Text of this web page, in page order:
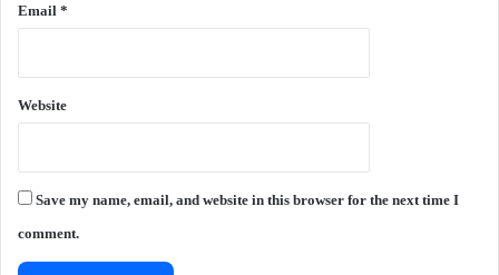
Email *
Website
Save my name, email, and website in this browser for the next time I
comment.